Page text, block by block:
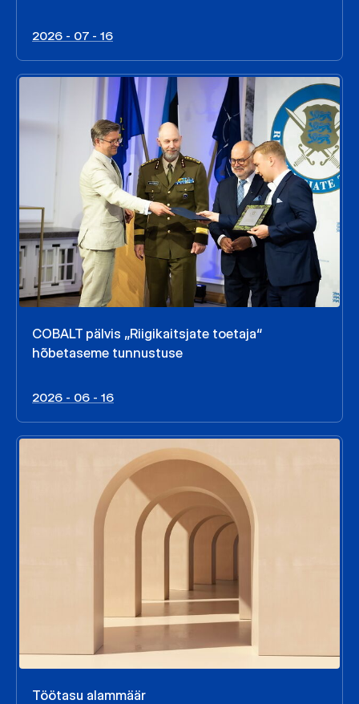
2026 - 07 - 16
COBALT pälvis „Riigikaitsjate toetaja“
hõbetaseme tunnustuse
2026 - 06 - 16
Töötasu alammäär